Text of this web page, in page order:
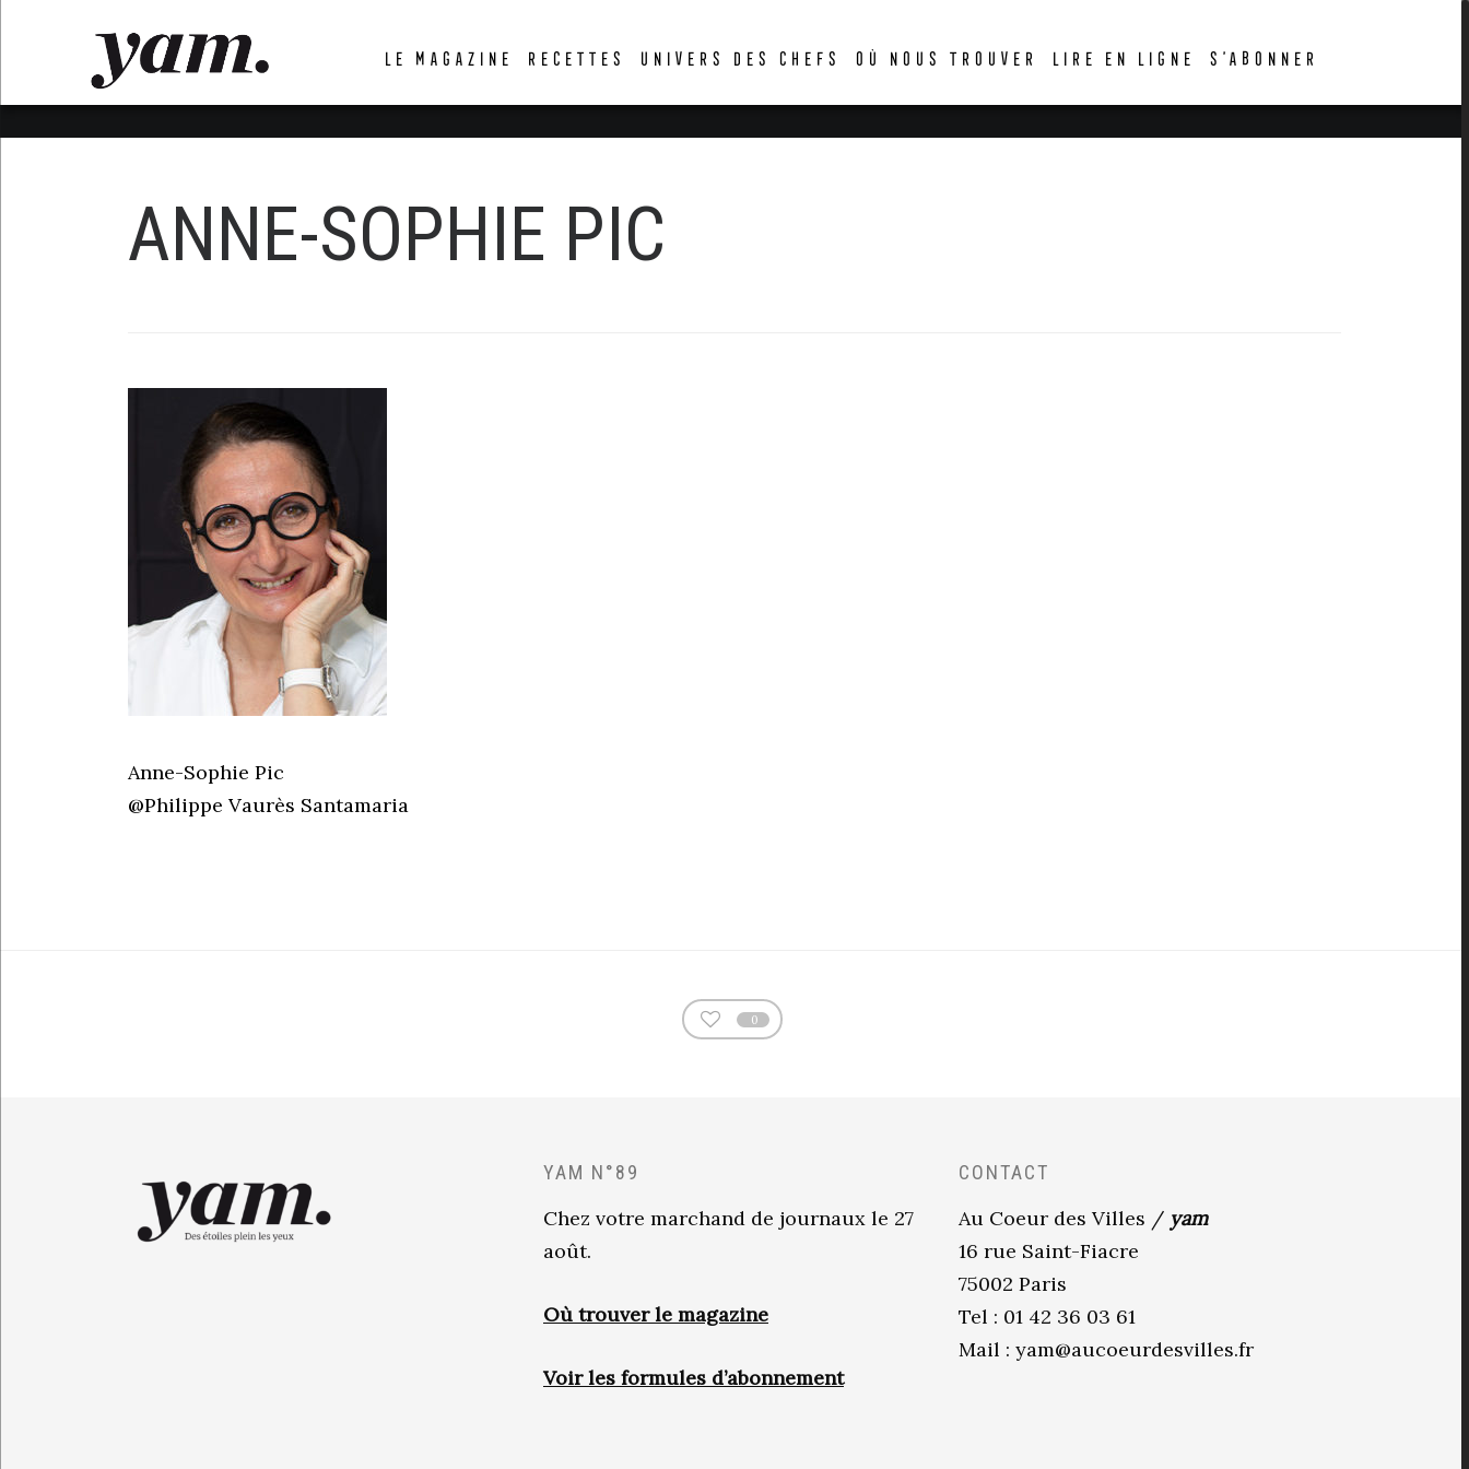
LE MAGAZINE RECETTES UNIVERS DES CHEFS OÙ NOUS TROUVER LIRE EN LIGNE S’ABONNER
ANNE-SOPHIE PIC
Anne-Sophie Pic
@Philippe Vaurès Santamaria
0
YAM N°89
Chez votre marchand de journaux le 27
août.
Où trouver le magazine
Voir les formules d’abonnement
CONTACT
Au Coeur des Villes / yam
16 rue Saint-Fiacre
75002 Paris
Tel : 01 42 36 03 61
Mail : yam@aucoeurdesvilles.fr